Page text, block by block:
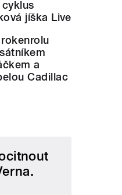
cyklus
jíška Live
a
Cadillac